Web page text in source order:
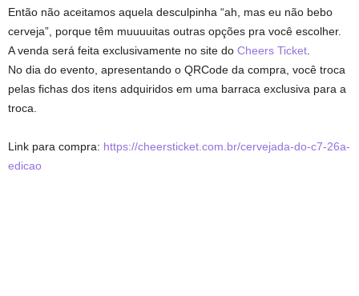
Então não aceitamos aquela desculpinha “ah, mas eu não bebo
cerveja”, porque têm muuuuitas outras opções pra você escolher.
A venda será feita exclusivamente no site do Cheers Ticket
No dia do evento, apresentando o QRCode da compra, você troca
pelas fichas dos itens adquiridos em uma barraca exclusiva para a
troca.
Link para compra: https://cheersticket.com.br/cervejada-do-c7-26a-
edicao